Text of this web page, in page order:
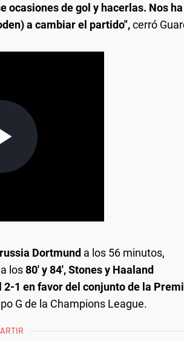
ocasiones de gol y hacerlas. Nos ha
a cambiar el partido",cerró
Dortmund a los 56 minutos,
los80' y 84', Stones y Haaland
1 en favor del conjunto de la
G de la Champions League.